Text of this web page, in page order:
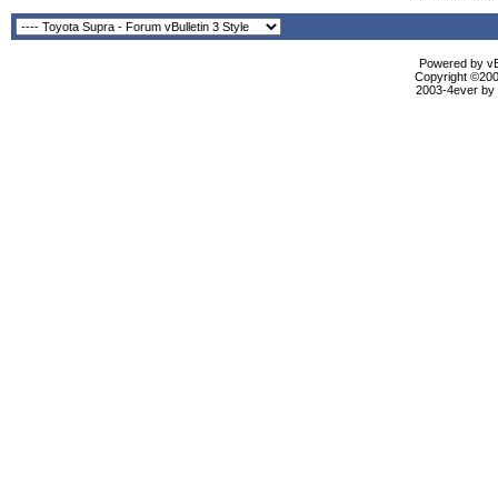
Powered by
Copyright
2003-4ever by